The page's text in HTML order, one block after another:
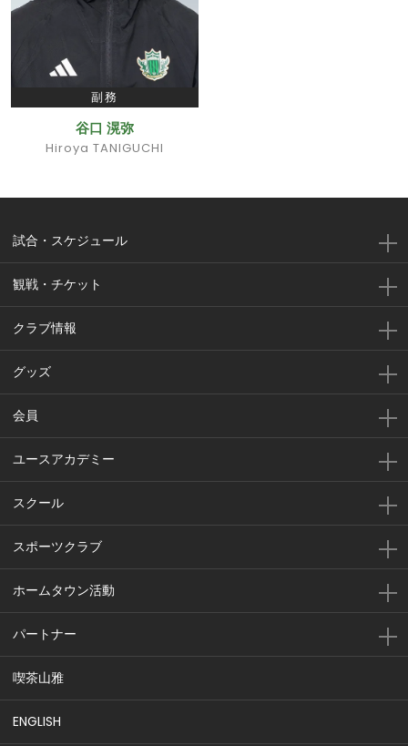
副務
谷口 滉弥
Hiroya TANIGUCHI
試合・スケジュール
観戦・チケット
クラブ情報
グッズ
会員
ユースアカデミー
スクール
スポーツクラブ
ホームタウン活動
パートナー
喫茶山雅
ENGLISH